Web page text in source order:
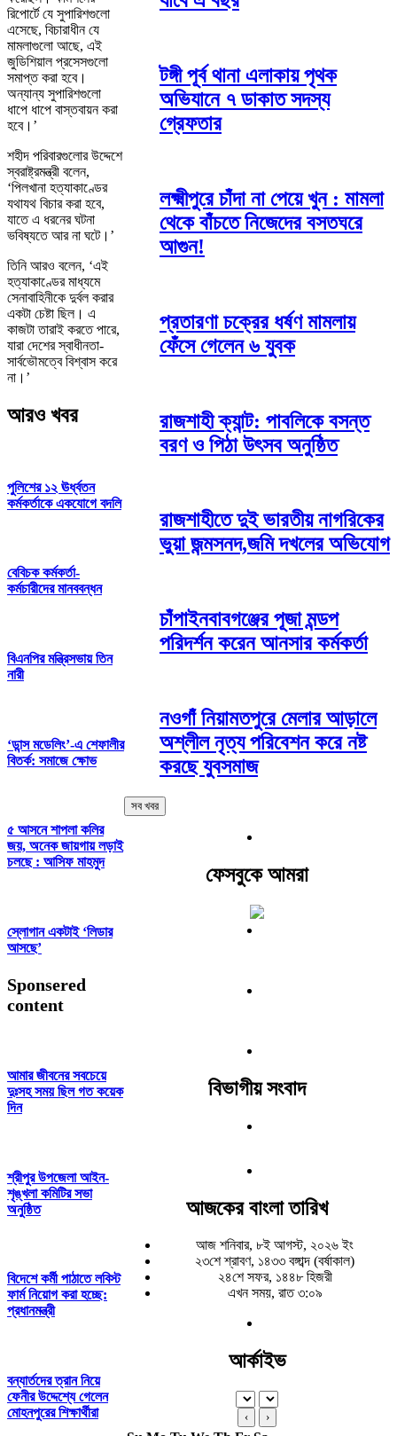
রিপোর্টে যে সুপারিশগুলো
এসেছে, বিচারাধীন যে
মামলাগুলো আছে, এই
জুডিশিয়াল প্রসেসগুলো
সমাপ্ত করা হবে।
অন্যান্য সুপারিশগুলো
ধাপে ধাপে বাস্তবায়ন করা
হবে।’
শহীদ পরিবারগুলোর উদ্দেশে
স্বরাষ্ট্রমন্ত্রী বলেন,
‘পিলখানা হত্যাকাণ্ডের
যথাযথ বিচার করা হবে,
যাতে এ ধরনের ঘটনা
ভবিষ্যতে আর না ঘটে।’
তিনি আরও বলেন, ‘এই
হত্যাকাণ্ডের মাধ্যমে
সেনাবাহিনীকে দুর্বল করার
একটা চেষ্টা ছিল। এ
কাজটা তারাই করতে পারে,
যারা দেশের স্বাধীনতা-
সার্বভৌমত্বে বিশ্বাস করে
না।’
আরও খবর
পুলিশের ১২ ঊর্ধ্বতন
কর্মকর্তাকে একযোগে বদলি
বেবিচক কর্মকর্তা-
কর্মচারীদের মানববন্ধন
বিএনপির মন্ত্রিসভায় তিন
নারী
‘ডান্স মডেলিং’-এ শেফালীর
বিতর্ক: সমাজে ক্ষোভ
৫ আসনে শাপলা কলির
জয়, অনেক জায়গায় লড়াই
চলছে : আসিফ মাহমুদ
স্লোগান একটাই ‘লিডার
আসছে’
Sponsered
content
আমার জীবনের সবচেয়ে
দুঃসহ সময় ছিল গত কয়েক
দিন
শ্রীপুর উপজেলা আইন-
শৃঙ্খলা কমিটির সভা
অনুষ্ঠিত
বিদেশে কর্মী পাঠাতে লবিস্ট
ফার্ম নিয়োগ করা হচ্ছে:
প্রধানমন্ত্রী
বন্যার্তদের ত্রান নিয়ে
ফেনীর উদ্দেশ্যে গেলেন
মোহনপুরের শিক্ষার্থীরা
টঙ্গী পূর্ব থানা এলাকায় পৃথক
অভিযানে ৭ ডাকাত সদস্য
গ্রেফতার
লক্ষ্মীপুরে চাঁদা না পেয়ে খুন : মামলা
থেকে বাঁচতে নিজেদের বসতঘরে
আগুন!
প্রতারণা চক্রের ধর্ষণ মামলায়
ফেঁসে গেলেন ৬ যুবক
রাজশাহী ক্যান্ট: পাবলিকে বসন্ত
বরণ ও পিঠা উৎসব অনুষ্ঠিত
রাজশাহীতে দুই ভারতীয় নাগরিকের
ভুয়া জন্মসনদ,জমি দখলের অভিযোগ
চাঁপাইনবাবগঞ্জের পূজা মন্ডপ
পরিদর্শন করেন আনসার কর্মকর্তা
নওগাঁ নিয়ামতপুরে মেলার আড়ালে
অশ্লীল নৃত্য পরিবেশন করে নষ্ট
করছে যুবসমাজ
সব খবর
ফেসবুকে আমরা
বিভাগীয় সংবাদ
আজকের বাংলা তারিখ
আজ শনিবার, ৮ই আগস্ট, ২০২৬ ইং
২৩শে শ্রাবণ, ১৪৩৩ বঙ্গাব্দ (বর্ষাকাল)
২৪শে সফর, ১৪৪৮ হিজরী
এখন সময়, রাত ৩:০৯
আর্কাইভ
‹ ›